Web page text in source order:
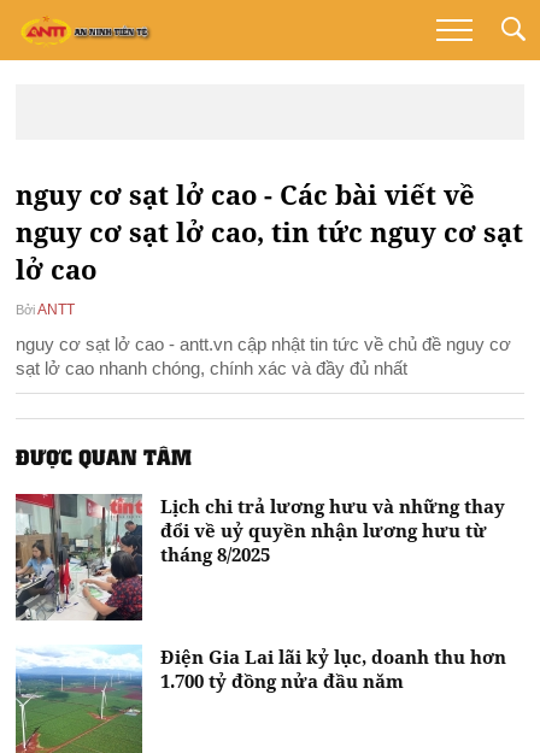
nguy cơ sạt lở cao - Các bài viết về
nguy cơ sạt lở cao, tin tức nguy cơ sạt
lở cao
Bởi ANTT
nguy cơ sạt lở cao - antt.vn cập nhật tin tức về chủ đề nguy cơ
sạt lở cao nhanh chóng, chính xác và đầy đủ nhất
ĐƯỢC QUAN TÂM
Lịch chi trả lương hưu và những thay
đổi về uỷ quyền nhận lương hưu từ
tháng 8/2025
Điện Gia Lai lãi kỷ lục, doanh thu hơn
1.700 tỷ đồng nửa đầu năm